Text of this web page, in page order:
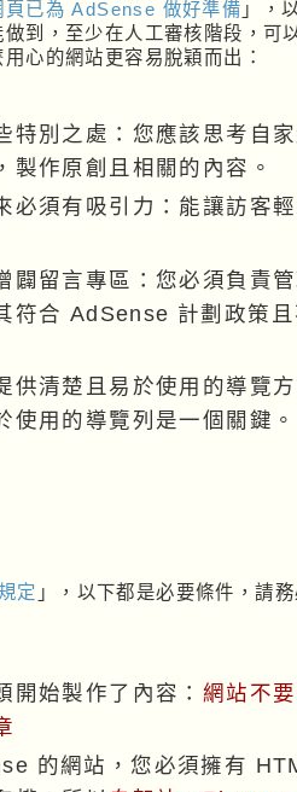
頁已為 AdSense 做好準備 」，
到，至少在人工審核階段，可
心的網站更容易脫穎而出：
特別之處：您應該思考自
製作原創且相關的內容。
必須有吸引力：能讓訪客
闢留言專區：您必須負責
符合 AdSense 計劃政策
供清楚且易於使用的導覽
使用的導覽列是一個關鍵。
定 」，以下都是必要條件，請
開始製作了內容： 網站不
的網站，您必須擁有